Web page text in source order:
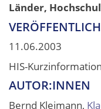
Länder,
11.06.2003
HIS-
AUTOR:INNEN
Bernd Kleimann,